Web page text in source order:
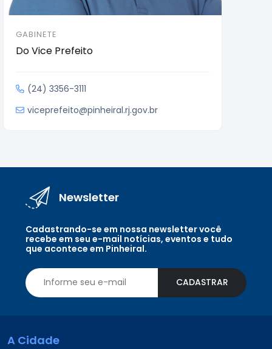
GABINETE
Do Vice Prefeito
(24) 3356-3111
viceprefeito@pinheiral.rj.gov.br
Newsletter
Cadastrando-se em nossa newsletter você
recebe em seu e-mail notícias, eventos e tudo
que acontece em Pinheiral.
CADASTRAR
A Cidade